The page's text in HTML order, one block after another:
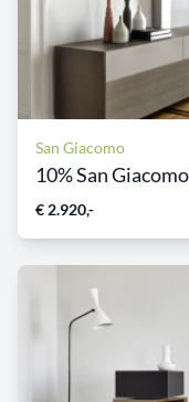
San Giacomo
10% San
€ 2.920,-